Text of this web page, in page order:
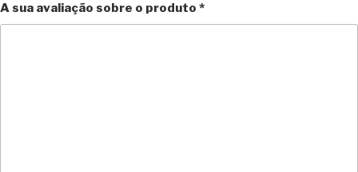
A sua avaliação sobre o produto *